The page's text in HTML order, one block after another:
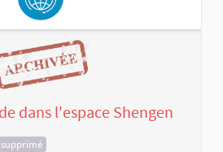
dans l'espace Shengen